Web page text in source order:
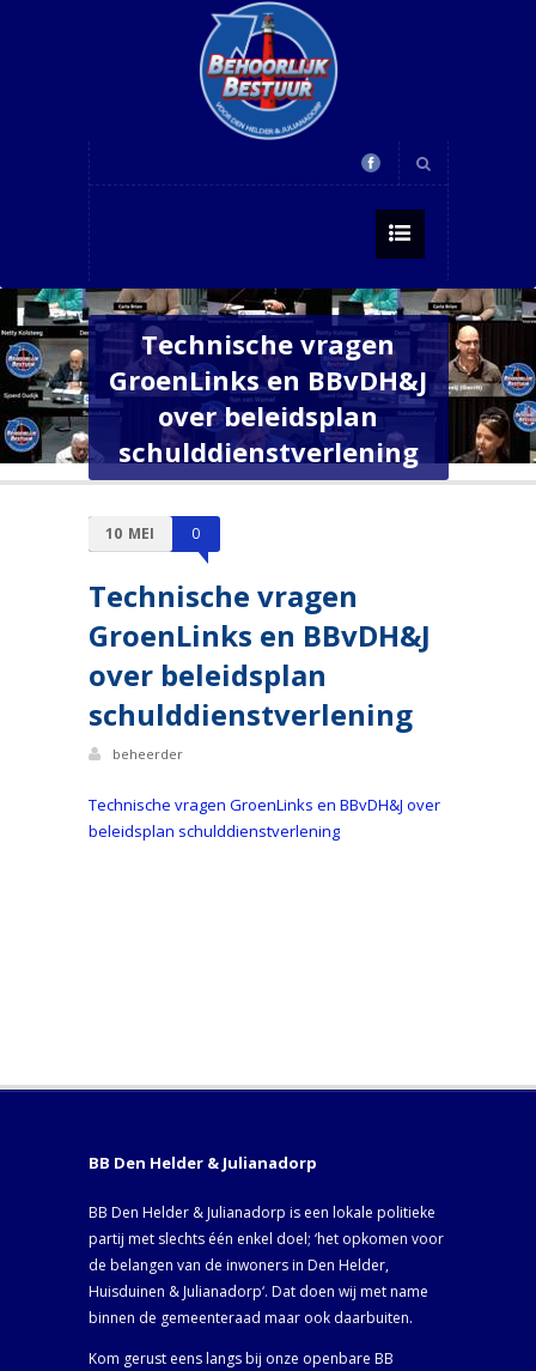
Technische vragen
GroenLinks en BBvDH&J
over beleidsplan
schulddienstverlening
10 MEI 0
Technische vragen
GroenLinks en BBvDH&J
over beleidsplan
schulddienstverlening
beheerder
Technische vragen GroenLinks en BBvDH&J over
beleidsplan schulddienstverlening
BB Den Helder & Julianadorp
BB Den Helder & Julianadorp is een lokale politieke
partij met slechts één enkel doel; ‘het opkomen voor
de belangen van de inwoners in Den Helder,
Huisduinen & Julianadorp‘. Dat doen wij met name
binnen de gemeenteraad maar ook daarbuiten.
Kom gerust eens langs bij onze openbare BB